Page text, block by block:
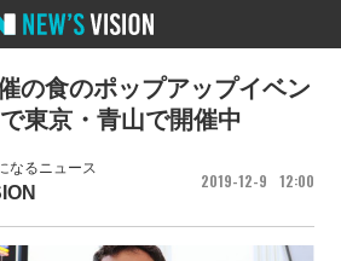
なるニュース
2019 12 9 12 00
の食のポップアップイベン
東京・青山で開催中